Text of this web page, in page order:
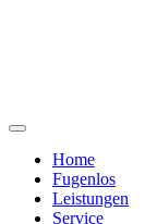
Home
Fugenlos
Leistungen
Service